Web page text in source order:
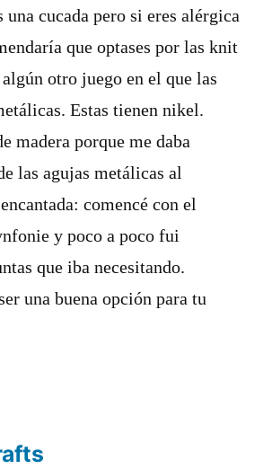
una cucada pero si eres alérgica
que optases por las knit
otro juego en el que las
Estas tienen nikel.
madera porque me daba
las agujas metálicas al
comencé con el
y poco a poco fui
que iba necesitando.
una buena opción para tu